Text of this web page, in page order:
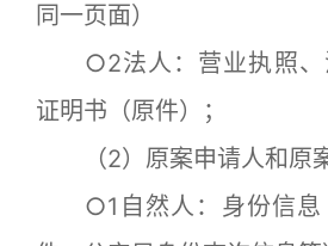
同一页面）
○2法人：营业执照、
证明书（原件）；
（2）原案申请人和原
○1自然人：身份信息